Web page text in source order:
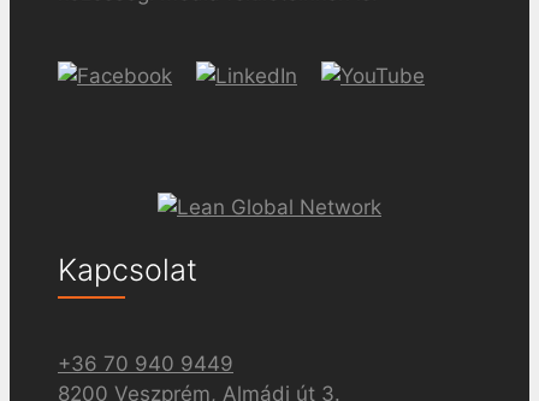
Kapcsolat
+36 70 940 9449
8200 Veszprém, Almádi út 3.